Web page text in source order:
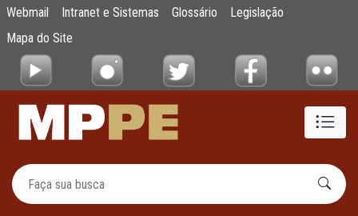
Pular para o Conteúdo principal
MPPE recomenda Prefeitura de Manari a
Webmail Intranet e Sistemas Glossário
Legislação
Mapa do Site